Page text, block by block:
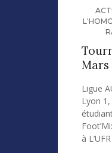
Mars
Ligue
Lyon
à